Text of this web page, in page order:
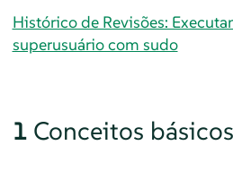
Histórico de Revisões:
superusuário com sudo
1 Conceitos